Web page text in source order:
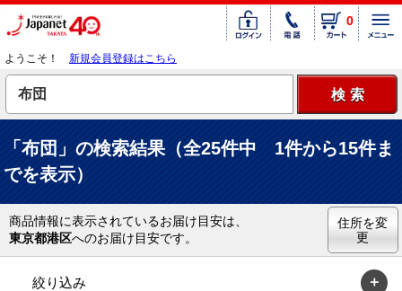
0
ようこそ！ 新規会員登録はこちら
「布団」の検索結果（全25件中 1件から15件ま
でを表示）
商品情報に表示されているお届け目安は、
東京都港区へのお届け目安です。
住所を変
更
絞り込み